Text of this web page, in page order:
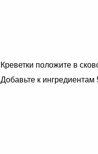
Креветки положите в
Добавьте к